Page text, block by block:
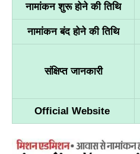
नामांकन शुरू होने की तिथि
नामांकन बंद होने की तिथि
संक्षिप्त जानकारी
Official Website